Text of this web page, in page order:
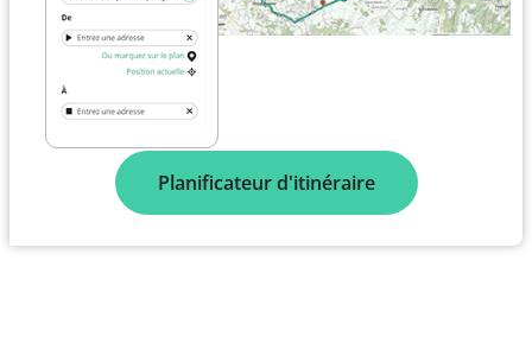
Planificateur d'itinéraire